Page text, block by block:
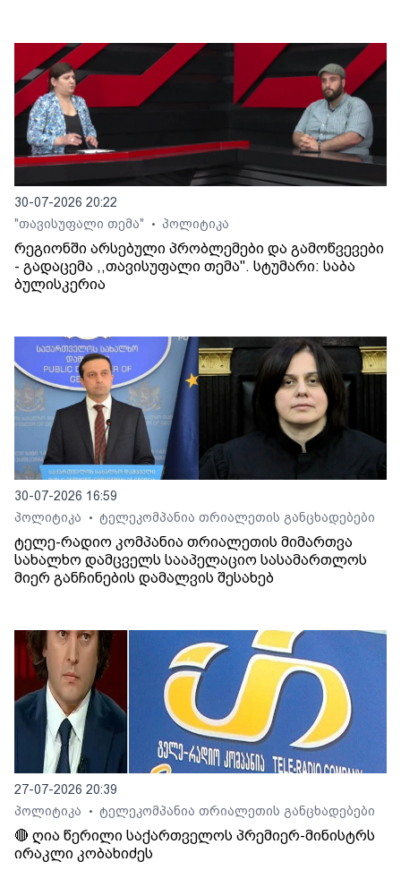
30-07-2026 20:22
"თავისუფალი თემა"
• პოლიტიკა
რეგიონში არსებული პრობლემები და გამოწვევები
- გადაცემა ,,თავისუფალი თემა". სტუმარი: საბა
ბულისკერია
30-07-2026 16:59
პოლიტიკა
• ტელეკომპანია თრიალეთის განცხადებები
ტელე-რადიო კომპანია თრიალეთის მიმართვა
სახალხო დამცველს სააპელაციო სასამართლოს
მიერ განჩინების დამალვის შესახებ
27-07-2026 20:39
პოლიტიკა
• ტელეკომპანია თრიალეთის განცხადებები
🔴 ღია წერილი საქართველოს პრემიერ-მინისტრს
ირაკლი კობახიძეს